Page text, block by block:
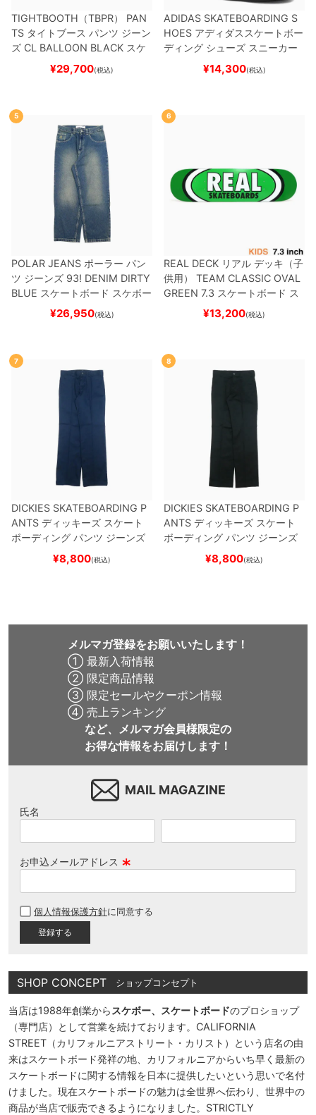
TIGHTBOOTH（TBPR） PAN
TS タイトブース パンツ ジーン
ズ CL BALLOON BLACK スケ
ートボード スケボー
¥29,700(税込)
ADIDAS SKATEBOARDING S
HOES アディダススケートボー
ディング シューズ スニーカー
スーパースター SUPERSTAR A
BLACK/WHITE/WHITE
ー
¥14,300(税込)
5
POLAR JEANS ポーラー パン
ツ ジーンズ 93! DENIM DIRTY
BLUE スケートボード スケボー
¥26,950(税込)
6
REAL DECK リアル デッキ（子
供用）
TEAM CLASSIC OVAL
GREEN 7.3 スケートボード ス
¥13,200(税込)
7
DICKIES SKATEBOARDING P
ANTS ディッキーズ スケート
ボーディング パンツ ジーンズ
SLIM FIT 30 LENGTH
スケートボード スケボ
¥8,800(税込)
8
DICKIES SKATEBOARDING P
ANTS ディッキーズ スケート
ボーディング パンツ ジーンズ
SLIM FIT 30 LENGTH
スケートボード スケボー
¥8,800(税込)
メルマガ登録をお願いいたします！
① 最新入荷情報
② 限定商品情報
③ 限定セールやクーポン情報
④ 売上ランキング
など、メルマガ会員様限定の
お得な情報をお届けします！
MAIL MAGAZINE
氏名
お申込メールアドレス
須
個人情報保護方針に同意する
SHOP CONCEPT ショップコンセプト
当店は1988年創業から スケボー、スケートボードのプロショップ
（専門店）として営業を続けております。CALIFORNIA
STREET（カリフォルニアストリート・カリスト）という店名の由
来はスケートボード発祥の地、カリフォルニアからいち早く最新の
スケートボードに関する情報を日本に提供したいという思いで名付
けました。現在スケートボードの魅力は全世界へ伝わり、世界中の
商品が当店で販売できるようになりました。STRICTLY